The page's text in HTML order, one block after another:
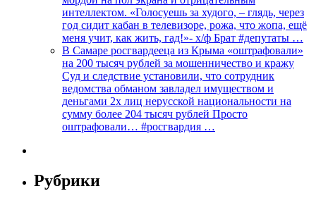
интеллектом. «Голосуешь за худого, – глядь, через
год сидит кабан в телевизоре, рожа, что жопа, ещё
меня учит, как жить, гад!»- х/ф Брат #депутаты …
В Самаре росгвардееца из Крыма «оштрафовали»
на 200 тысяч рублей за мошенничество и кражу
Суд и следствие установили, что сотрудник
ведомства обманом завладел имуществом и
деньгами 2х лиц нерусской национальности на
сумму более 204 тысяч рублей Просто
оштрафовали… #росгвардия …
Рубрики